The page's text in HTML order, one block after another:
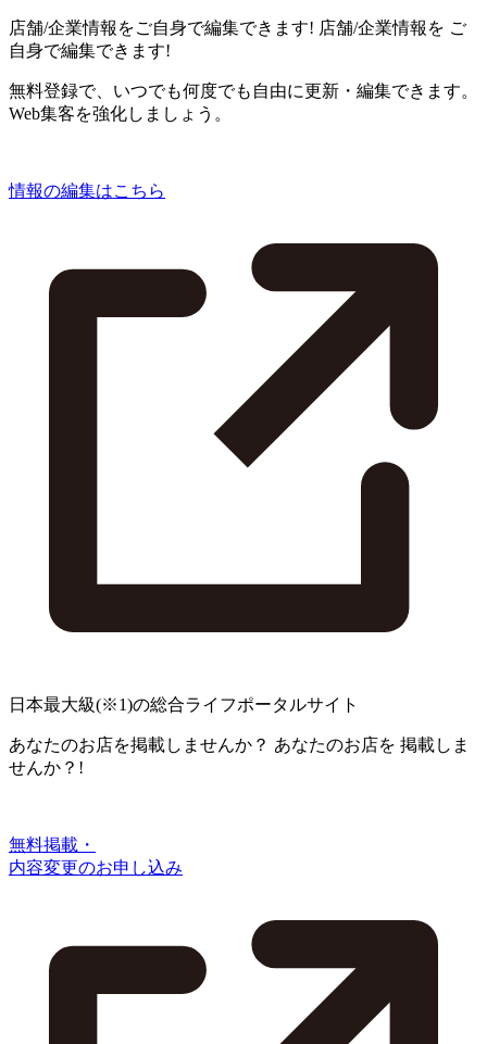
店舗/企業情報をご自身で編集できます! 店舗/企業情報を ご
自身で編集できます!
無料登録で、いつでも何度でも自由に更新・編集できます。
Web集客を強化しましょう。
情報の編集はこちら
日本最大級(※1)の総合ライフポータルサイト
あなたのお店を掲載しませんか？ あなたのお店を 掲載しま
せんか？!
無料掲載・
内容変更のお申し込み